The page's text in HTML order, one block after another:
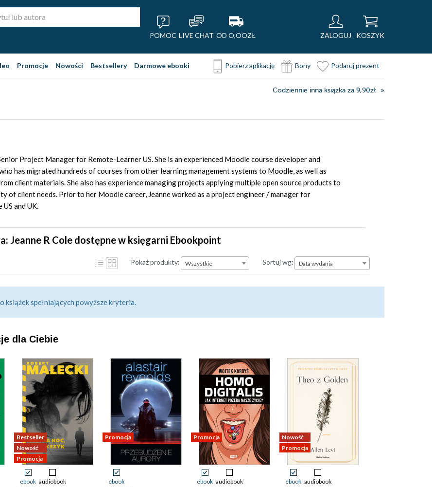
POMOC LIVE CHAT OD O,OOZŁ ZALOGUJ KOSZYK
Promocje Nowości Bestsellery Darmowe ebooki Pobierz aplikację Bony Podaruj prezent
Codziennie inna książka za 9,90zł
Project Manager for Remote-Learner US. She is an experienced Moodle course developer and
has migrated hundreds of courses from other learning management systems to Moodle, as well as
client materials. She also has experience managing projects applying multiple open source products to
of client needs. Prior to her Moodle career, Jeanne worked as a project engineer / manager for
and UK.
Jeanne R Cole dostępne w księgarni Ebookpoint
Pokaż produkty: Wszystkie Sortuj wg:Data wydania
Data wydania
książek spełniających powyższe kryteria.
dla Ciebie
Bestseller
Nowość
Promocja
ebook audiobook
Promocja
ebook
Promocja
ebook audiobook
Nowość
Promocja
ebook audiobook